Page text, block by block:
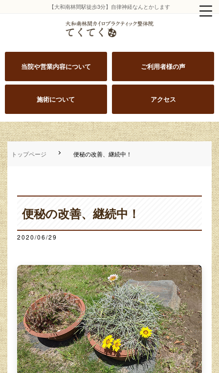
【大和南林間駅徒歩3分】自律神経なんとかします
当院や営業内容について ご利用者様の声
施術について アクセス
トップページ 便秘の改善、継続中！
便秘の改善、継続中！
2020/06/29